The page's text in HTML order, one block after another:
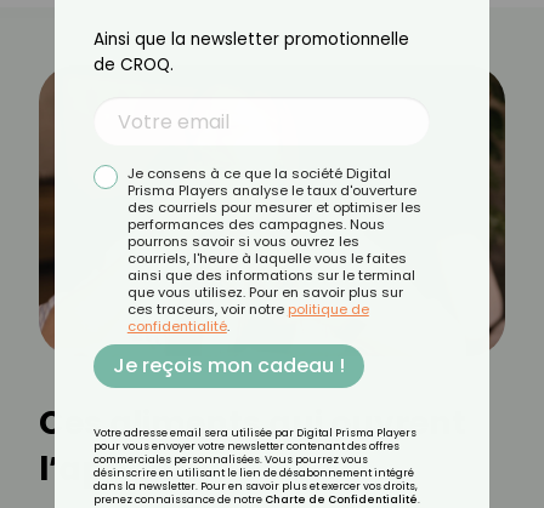
Ces aliments qui ouvrent
l’appétit
Ainsi que la newsletter promotionnelle
de CROQ.
Je consens à ce que la société Digital
Prisma Players analyse le taux d'ouverture
des courriels pour mesurer et optimiser les
performances des campagnes. Nous
pourrons savoir si vous ouvrez les
courriels, l'heure à laquelle vous le faites
ainsi que des informations sur le terminal
que vous utilisez. Pour en savoir plus sur
ces traceurs, voir notre politique de
confidentialité.
Je reçois mon cadeau !
Votre adresse email sera utilisée par Digital Prisma Players
pour vous envoyer votre newsletter contenant des offres
commerciales personnalisées. Vous pourrez vous
désinscrire en utilisant le lien de désabonnement intégré
dans la newsletter. Pour en savoir plus et exercer vos droits,
prenez connaissance de notre Charte de Confidentialité.